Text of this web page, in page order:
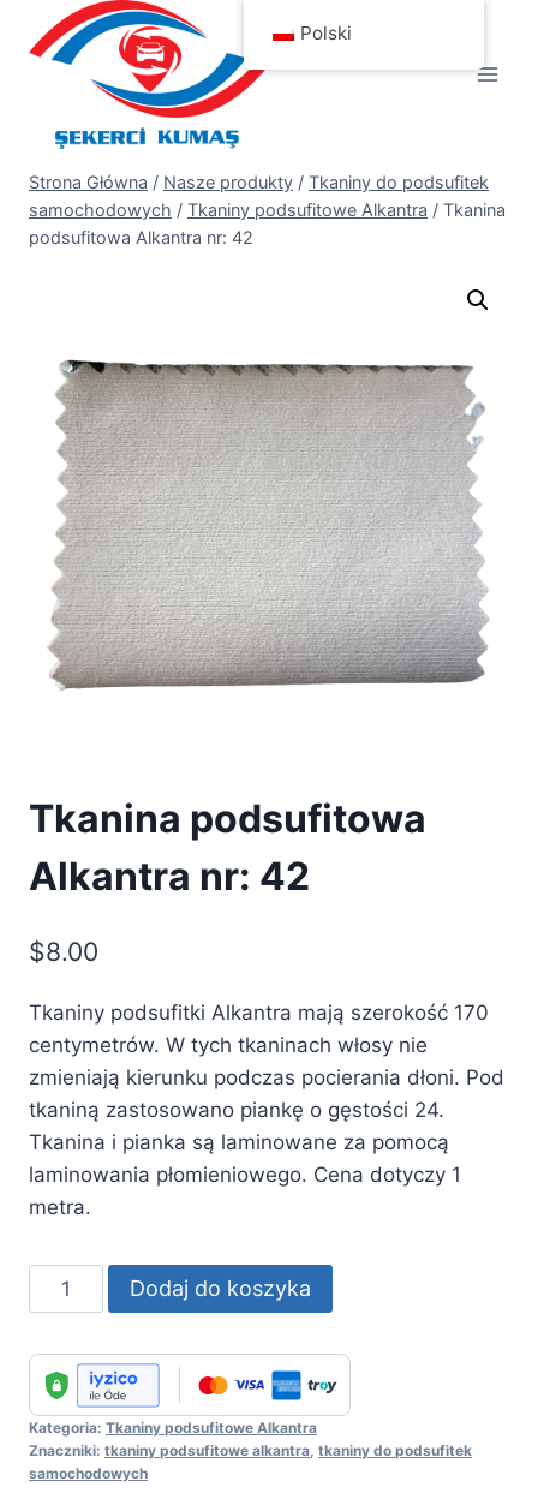
Przejdź
Strona Główna / Nasze produkty / Tkaniny do podsufitek
samochodowych / Tkaniny podsufitowe Alkantra / Tkanina
podsufitowa Alkantra nr: 42
Tkanina podsufitowa
Alkantra nr: 42
$8.00
Tkaniny podsufitki Alkantra mają szerokość 170
centymetrów. W tych tkaninach włosy nie
zmieniają kierunku podczas pocierania dłoni. Pod
tkaniną zastosowano piankę o gęstości 24.
Tkanina i pianka są laminowane za pomocą
laminowania płomieniowego. Cena dotyczy 1
metra.
ilość
Alkantra
Fabric
No
:
42
Dodaj do koszyka
Kategoria: Tkaniny podsufitowe Alkantra
Znaczniki: tkaniny podsufitowe alkantra, tkaniny do podsufitek
samochodowych
Polski